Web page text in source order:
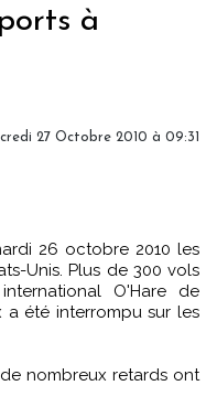
à
27 Octobre 2010 à 09:31
Unis. Plus de 300 vols
O'Hare de
été interrompu sur les
nombreux retards ont